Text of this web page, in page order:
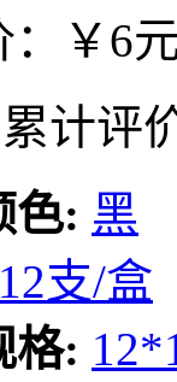
￥6
累计评
色: 黑
12支/盒
格: